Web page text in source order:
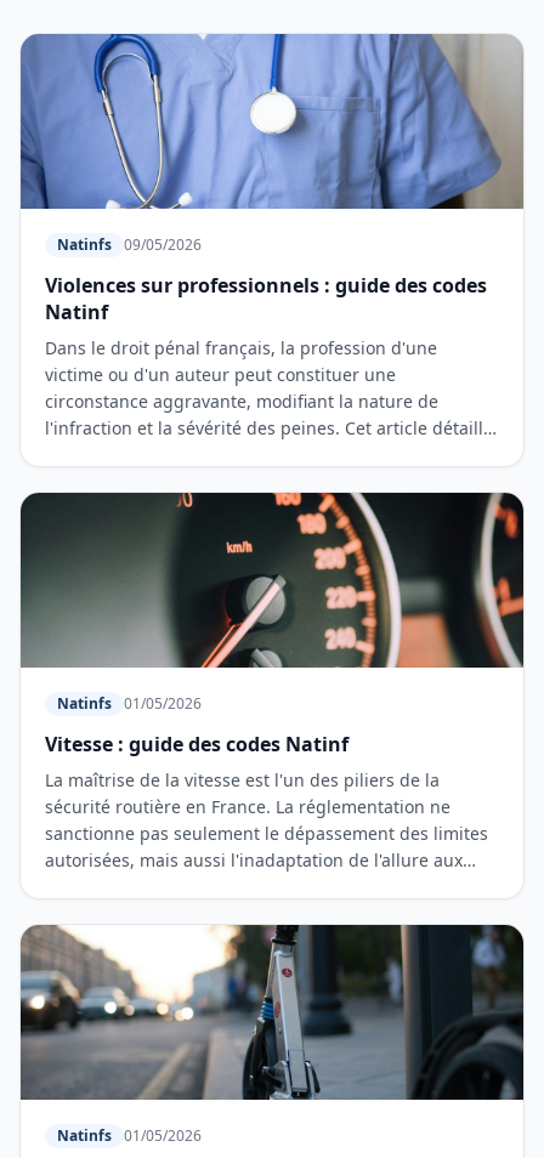
Natinfs 09/05/2026
Violences sur professionnels : guide des codes
Natinf
Dans le droit pénal français, la profession d'une
victime ou d'un auteur peut constituer une
circonstance aggravante, modifiant la nature de
l'infraction et la sévérité des peines. Cet article détaille
Natinfs 01/05/2026
Vitesse : guide des codes Natinf
La maîtrise de la vitesse est l'un des piliers de la
sécurité routière en France. La réglementation ne
sanctionne pas seulement le dépassement des limites
autorisées, mais aussi l'inadaptation de l'allure aux
Natinfs 01/05/2026